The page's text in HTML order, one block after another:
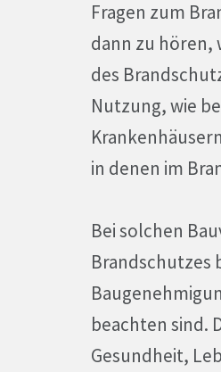
Fragen zum
dann zu hören,
des
Nutzung, wie
in denen im
Bei solchen
Brandschutzes
beachten sind.
Gesundheit,